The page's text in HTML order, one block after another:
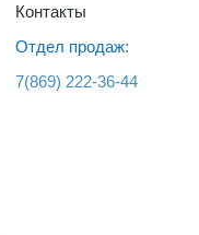
Контакты
Отдел продаж:
7(869) 222-36-44